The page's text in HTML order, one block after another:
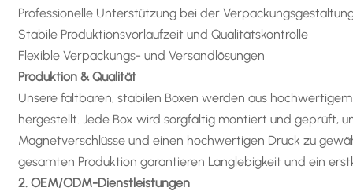
Professionelle Unterstützung bei der
Stabile Produktionsvorlaufzeit und Qualitätskontrolle
Flexible Verpackungs- und Versandlösungen
Produktion & Qualität
Unsere faltbaren, stabilen Boxen werden aus
hergestellt. Jede Box wird sorgfältig montiert und geprüft,
Magnetverschlüsse und einen hochwertigen Druck zu
gesamten Produktion garantieren Langlebigkeit und ein
2. OEM/ODM-Dienstleistungen